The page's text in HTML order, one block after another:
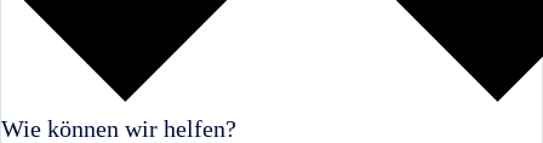
Wie können wir helfen?